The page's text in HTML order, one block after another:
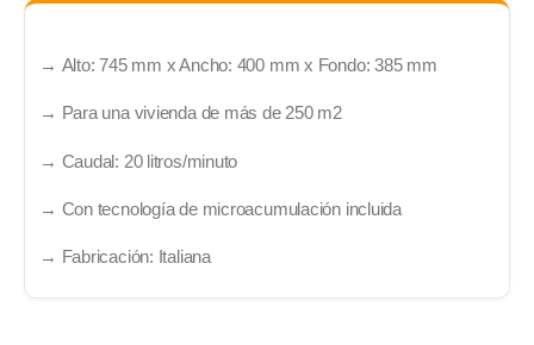
→ Alto: 745 mm x Ancho: 400 mm x Fondo: 385 mm
→ Para una vivienda de más de 250 m2
→ Caudal: 20 litros/minuto
→ Con tecnología de microacumulación incluida
→ Fabricación: Italiana